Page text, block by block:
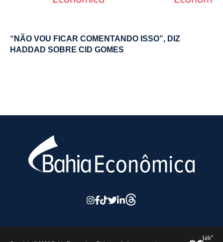
“NÃO VOU FICAR COMENTANDO ISSO”, DIZ
HADDAD SOBRE CID GOMES